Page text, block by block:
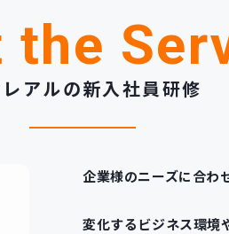
the
アルの新入社員研修
企業様のニーズに合わ
変化するビジネス環境